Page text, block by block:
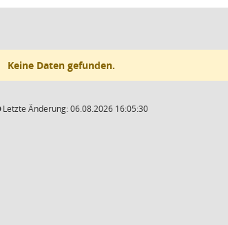
Keine Daten gefunden.
Letzte Änderung: 06.08.2026 16:05:30